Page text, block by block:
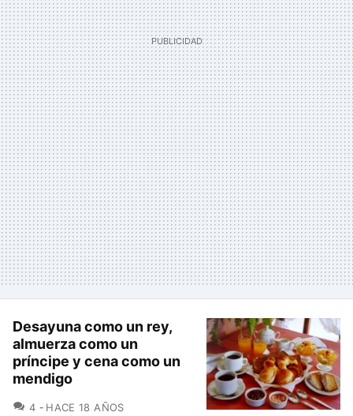
Desayuna como un rey,
almuerza como un
príncipe y cena como un
mendigo
4 COMENTARIOS
HACE 18 AÑOS